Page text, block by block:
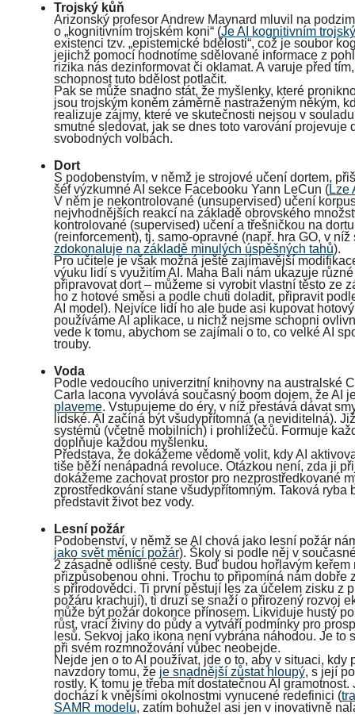
Trojský kůň
Arizonský profesor Andrew Maynard mluvil na
o „kognitivním trojském koni“ (Je AI kognitivním
existenci tzv. „epistemické bdělosti“, což je soubor
jejichž pomocí hodnotíme sdělované informace z
rizika nás dezinformovat či oklamat. A varuje před
schopnost tuto bdělost potlačit.
Pak se může snadno stát, že myšlenky, které
jsou trojským koněm záměrně nastraženým někým,
realizuje zájmy, které ve skutečnosti nejsou v
smutné sledovat, jak se dnes toto varování projevuje
svobodných volbách.
Dort
S podobenstvím, v němž je strojové učení dortem,
šéf výzkumné AI sekce Facebooku Yann LeCun (Lze
V něm je nekontrolované (unsupervised) učení
nejvhodnějších reakcí na základě obrovského
kontrolované (supervised) učení a třešničkou na
(reinforcement), tj. samo-opravné (např. hra GO, v
zdokonaluje na základě minulých úspěšných tahů).
Pro učitele je však možná ještě zajímavější
výuku lidí s využitím AI. Maha Bali nám ukazuje
připravovat dort – můžeme si vyrobit vlastní těsto ze
ho z hotové směsi a podle chuti doladit, připravit
AI model). Nejvíce lidí ho ale bude asi kupovat
používáme AI aplikace, u nichž nejsme schopni
vede k tomu, abychom se zajímali o to, co velké AI
trouby.
Voda
Podle vedoucího univerzitní knihovny na australské
Carla Iacona vyvolává současný boom dojem, že AI
plaveme. Vstupujeme do éry, v níž přestává dávat
lidské. AI začíná být všudypřítomná (a neviditelná).
systémů (včetně mobilních) i prohlížečů. Formuje
doplňuje každou myšlenku.
Představa, že dokážeme vědomě volit, kdy AI
tiše běží nenápadná revoluce. Otázkou není, zda ji
dokážeme zachovat prostor pro nezprostředkované
zprostředkování stane všudypřítomným. Taková ryba
představit život bez vody.
Lesní požár
Podobenství, v němž se AI chová jako lesní požár
jako svět měnící požár). Školy si podle něj v
2 zásadně odlišné cesty. Buď budou hořlavým keřem
přizpůsobenou ohni. Trochu to připomíná nám dobře
s přírodovědci. Ti první pěstují les za účelem zisku z
požáru krachují), ti druzí se snaží o přirozený rozvoj
může být požár dokonce přínosem. Likviduje hustý
růst, vrací živiny do půdy a vytváří podmínky pro
lesů. Sekvoj jako ikona není vybrána náhodou. Je to
při svém rozmnožování vůbec neobejde.
Nejde jen o to AI používat, jde o to, aby v situaci, kdy
navzdory tomu, že je snadnější zůstat hloupý, s její
rostly. K tomu je třeba mít dostatečnou AI
dochází k vnějšími okolnostmi vynucené redefinici (
SAMR modelu, zatím bohužel asi jen v inovativně